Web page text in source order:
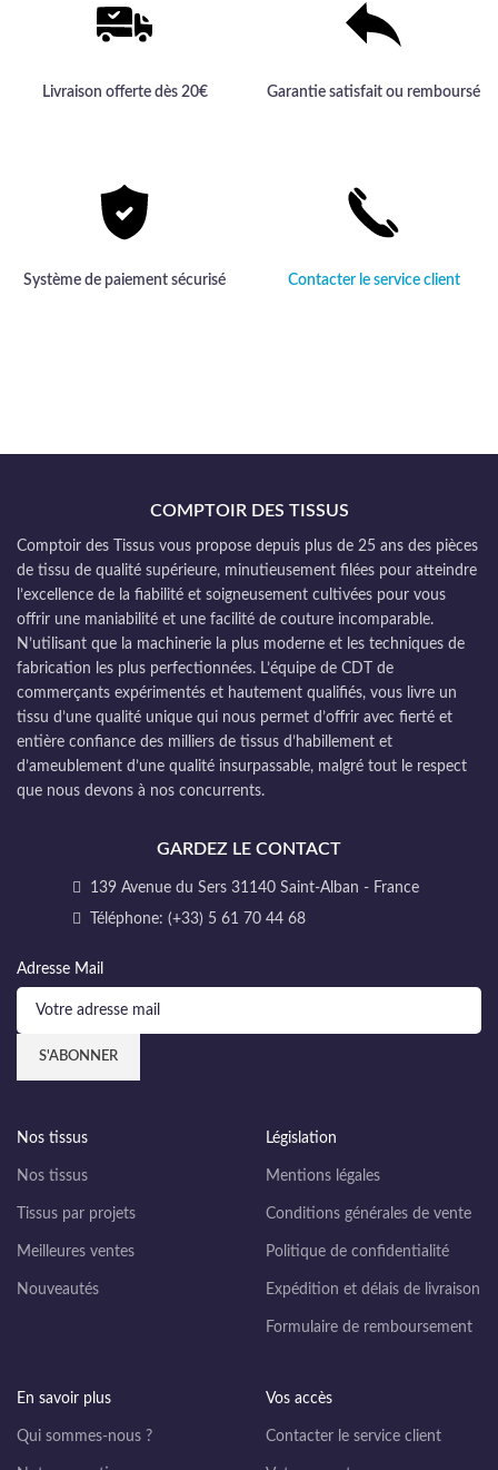
Livraison offerte dès 20€ Garantie satisfait ou remboursé
Système de paiement sécurisé Contacter le service client
COMPTOIR DES TISSUS
Comptoir des Tissus vous propose depuis plus de 25 ans des pièces
de tissu de qualité supérieure, minutieusement filées pour atteindre
l’excellence de la fiabilité et soigneusement cultivées pour vous
offrir une maniabilité et une facilité de couture incomparable.
N’utilisant que la machinerie la plus moderne et les techniques de
fabrication les plus perfectionnées. L’équipe de CDT de
commerçants expérimentés et hautement qualifiés, vous livre un
tissu d’une qualité unique qui nous permet d’offrir avec fierté et
entière confiance des milliers de tissus d’habillement et
d’ameublement d’une qualité insurpassable, malgré tout le respect
que nous devons à nos concurrents.
GARDEZ LE CONTACT
139 Avenue du Sers 31140 Saint-Alban - France
Téléphone: (+33) 5 61 70 44 68
Adresse Mail
Nos tissus
Nos tissus
Tissus par projets
Meilleures ventes
Nouveautés
Législation
Mentions légales
Conditions générales de vente
Politique de confidentialité
Expédition et délais de livraison
Formulaire de remboursement
En savoir plus
Qui sommes-nous ?
Vos accès
Contacter le service client